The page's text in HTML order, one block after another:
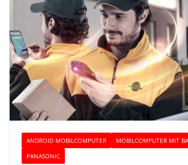
ANDROID MOBILCOMPUTER
MOBILCOMPUTER MIT
PANASONIC